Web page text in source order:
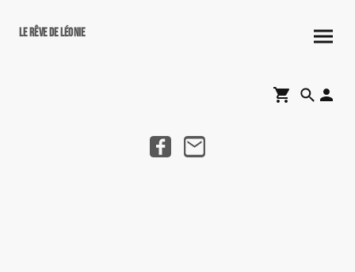
Le rêve de Léonie